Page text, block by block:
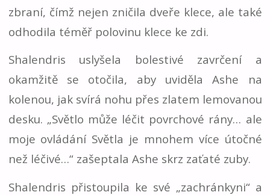
zbraní, čímž nejen zničila dveře klece, ale také
odhodila téměř polovinu klece ke zdi.
Shalendris uslyšela bolestivé zavrčení a
okamžitě se otočila, aby uviděla Ashe na
kolenou, jak svírá nohu přes zlatem lemovanou
desku. „Světlo může léčit povrchové rány… ale
moje ovládání Světla je mnohem více útočné
než léčivé…“ zašeptala Ashe skrz zaťaté zuby.
Shalendris přistoupila ke své „zachránkyni“ a